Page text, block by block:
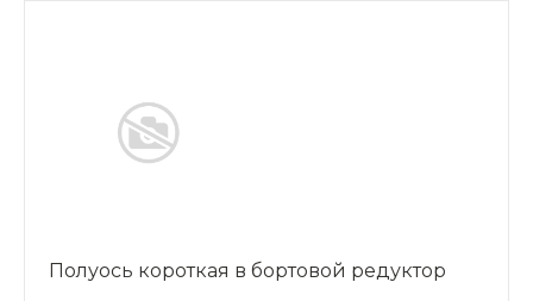
Полуось короткая в бортовой редуктор